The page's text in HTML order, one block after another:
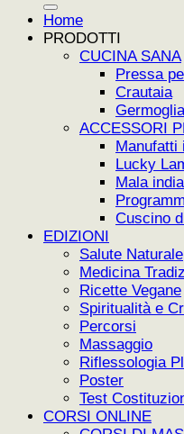
Home
PRODOTTI
CUCINA SANA
Pressa
Crautaia
ACCESSORI
Manufatti
Lucky
Mala
Cuscino
EDIZIONI
Salute Naturale
Medicina
Ricette Vegane
Spiritualità e
Percorsi
Massaggio
Riflessologia
Poster
Test
CORSI ONLINE